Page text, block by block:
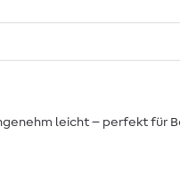
leicht – perfekt für